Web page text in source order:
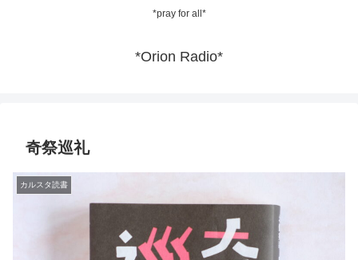
*pray for all*
*Orion Radio*
奇祭巡礼
カルスタ読書